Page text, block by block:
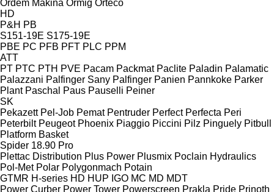
Ordem Makina Ormig Orteco
HD
P&H PB
S151-19E S175-19E
PBE PC PFB PFT PLC PPM
ATT
PT PTC PTH PVE Pacam Packmat Paclite Paladin Palamatic
Palazzani Palfinger Sany Palfinger Panien Pannkoke Parker
Plant Paschal Paus Pauselli Peiner
SK
Pekazett Pel-Job Pemat Pentruder Perfect Perfecta Peri
Peterbilt Peugeot Phoenix Piaggio Piccini Pilz Pinguely Pitbull
Platform Basket
Spider 18.90 Pro
Plettac Distribution Plus Power Plusmix Poclain Hydraulics
Pol-Met Polar Polygonmach Potain
GTMR H-series HD HUP IGO MC MD MDT
Power Curber Power Tower Powerscreen Prakla Pride Prinoth